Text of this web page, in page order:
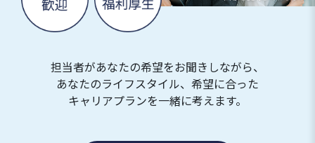
担当者があなたの希望をお聞きしながら、
あなたのライフスタイル、希望に合った
キャリアプランを一緒に考えます。